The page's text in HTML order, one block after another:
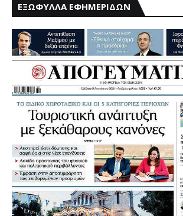
ΕΞΩΦΥΛΛΑ ΕΦΗΜΕΡΙΔΩΝ